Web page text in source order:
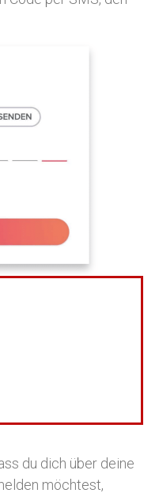
du dich über deine
möchtest,